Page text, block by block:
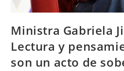
Ministra Gabriela
Lectura y
son un acto de